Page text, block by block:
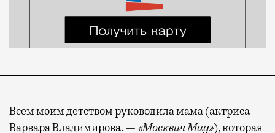
Всем моим детством руководила мама (актриса
Варвара Владимирова. — «Москвич Mag»), которая